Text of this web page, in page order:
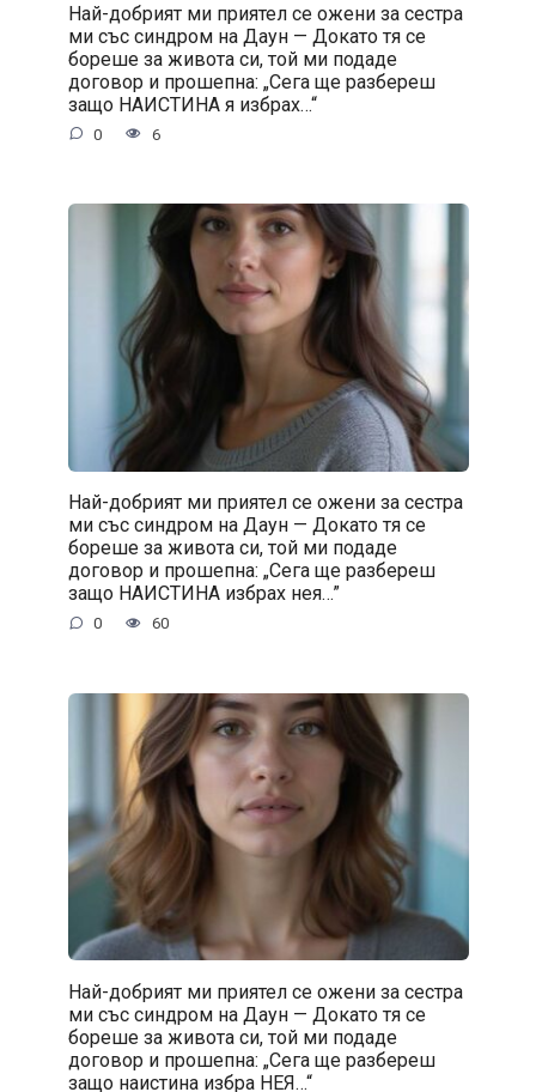
Най-добрият ми приятел се ожени за сестра
ми със синдром на Даун — Докато тя се
бореше за живота си, той ми подаде
договор и прошепна: „Сега ще разбереш
защо НАИСТИНА я избрах…“
0 6
Най-добрият ми приятел се ожени за сестра
ми със синдром на Даун — Докато тя се
бореше за живота си, той ми подаде
договор и прошепна: „Сега ще разбереш
защо НАИСТИНА избрах нея…”
0 60
Най-добрият ми приятел се ожени за сестра
ми със синдром на Даун — Докато тя се
бореше за живота си, той ми подаде
договор и прошепна: „Сега ще разбереш
защо наистина избра НЕЯ…“